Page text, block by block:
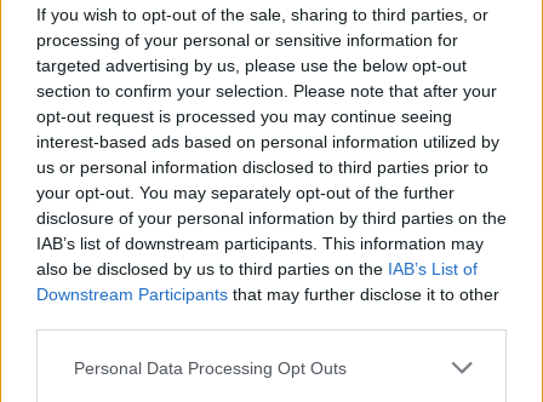
If you wish to opt-out of the sale, sharing to third parties, or
processing of your personal or sensitive information for
targeted advertising by us, please use the below opt-out
section to confirm your selection. Please note that after your
opt-out request is processed you may continue seeing
interest-based ads based on personal information utilized by
us or personal information disclosed to third parties prior to
your opt-out. You may separately opt-out of the further
disclosure of your personal information by third parties on the
IAB’s list of downstream participants. This information may
also be disclosed by us to third parties on the IAB’s List of
Downstream Participants that may further disclose it to other
Personal Data Processing Opt Outs